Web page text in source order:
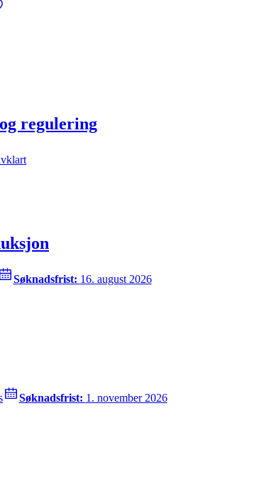
regulering
Søknadsfrist: 16. august 2026
Søknadsfrist: 1. november 2026